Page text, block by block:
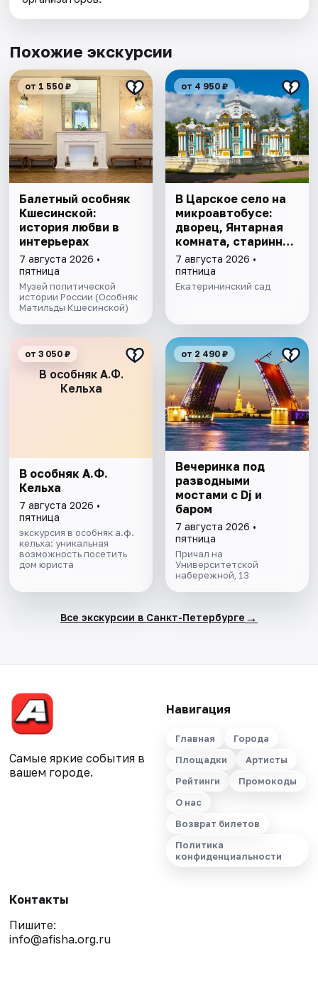
Похожие экскурсии
от 1 550 ₽
Балетный особняк
Кшесинской:
история любви в
интерьерах
7 августа 2026 •
пятница
Музей политической
истории России (Особняк
Матильды Кшесинской)
от 4 950 ₽
В Царское село на
микроавтобусе:
дворец, Янтарная
комната, старинный
парк
7 августа 2026 •
пятница
Екатерининский сад
В особняк А.Ф.
Кельха
от 3 050 ₽
В особняк А.Ф.
Кельха
7 августа 2026 •
пятница
экскурсия в особняк а.ф.
кельха: уникальная
возможность посетить
дом юриста
от 2 490 ₽
Вечеринка под
разводными
мостами с Dj и
баром
7 августа 2026 •
пятница
Причал на
Университетской
набережной, 13
Все экскурсии в Санкт-Петербурге →
Самые яркие события в
вашем городе.
Навигация
Главная
Города
Площадки
Артисты
Рейтинги
Промокоды
О нас
Возврат билетов
Политика
конфиденциальности
Контакты
Пишите:
info@afisha.org.ru